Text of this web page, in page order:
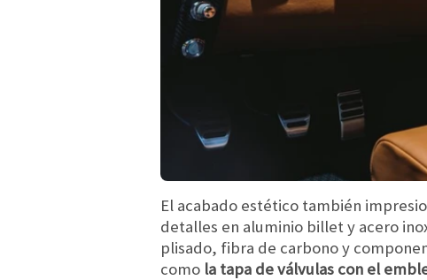
El acabado estético también
detalles en aluminio billet y acero
plisado, fibra de carbono y
como la tapa de válvulas con el